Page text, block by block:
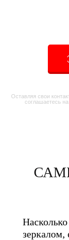
Оставляя свои
соглашаетесь
зеркалом,